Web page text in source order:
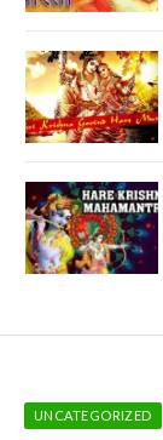
UNCATEGORIZED